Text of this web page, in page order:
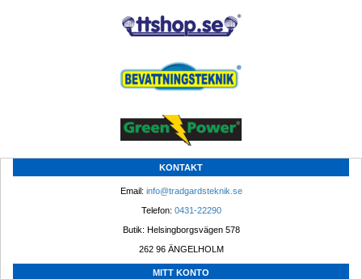
KONTAKT
Email: info@tradgardsteknik.se
Telefon: 0431-22290
Butik: Helsingborgsvägen 578
262 96 ÄNGELHOLM
MITT KONTO